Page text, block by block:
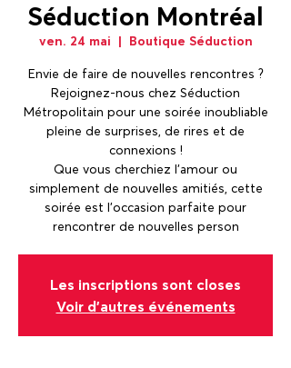
Séduction Montréal
ven. 24 mai
  |
Boutique Séduction
Envie de faire de nouvelles rencontres ?
Rejoignez-nous chez Séduction
Métropolitain pour une soirée inoubliable
pleine de surprises, de rires et de
connexions !
Que vous cherchiez l'amour ou
simplement de nouvelles amitiés, cette
soirée est l'occasion parfaite pour
rencontrer de nouvelles person
Les inscriptions sont closes
Voir d'autres événements